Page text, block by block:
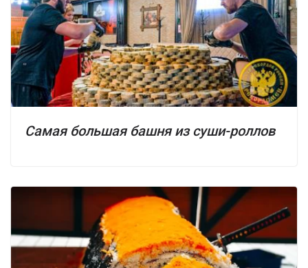
Самая большая башня из суши-роллов